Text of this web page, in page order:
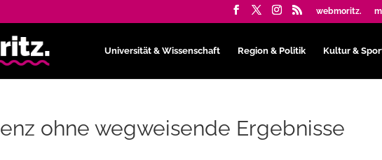
webmoritz.
Universität & Wissenschaft Region & Politik Kultur &
ohne wegweisende Ergebnisse